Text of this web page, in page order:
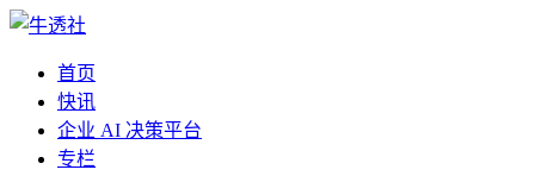
首页
快讯
企业 AI 决策平台
专栏